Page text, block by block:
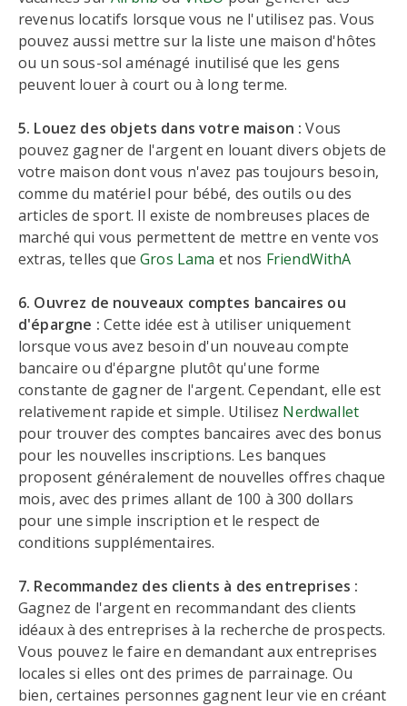
revenus locatifs lorsque vous ne l'utilisez pas. Vous
pouvez aussi mettre sur la liste une maison d'hôtes
ou un sous-sol aménagé inutilisé que les gens
peuvent louer à court ou à long terme.
5. Louez des objets dans votre maison : Vous
pouvez gagner de l'argent en louant divers objets de
votre maison dont vous n'avez pas toujours besoin,
comme du matériel pour bébé, des outils ou des
articles de sport. Il existe de nombreuses places de
marché qui vous permettent de mettre en vente vos
extras, telles queGros Lama et nos FriendWithA
6. Ouvrez de nouveaux comptes bancaires ou
d'épargne : Cette idée est à utiliser uniquement
lorsque vous avez besoin d'un nouveau compte
bancaire ou d'épargne plutôt qu'une forme
constante de gagner de l'argent. Cependant, elle est
relativement rapide et simple. Utilisez Nerdwallet
pour trouver des comptes bancaires avec des bonus
pour les nouvelles inscriptions. Les banques
proposent généralement de nouvelles offres chaque
mois, avec des primes allant de 100 à 300 dollars
pour une simple inscription et le respect de
conditions supplémentaires.
7. Recommandez des clients à des entreprises :
Gagnez de l'argent en recommandant des clients
idéaux à des entreprises à la recherche de prospects.
Vous pouvez le faire en demandant aux entreprises
locales si elles ont des primes de parrainage. Ou
bien, certaines personnes gagnent leur vie en créant